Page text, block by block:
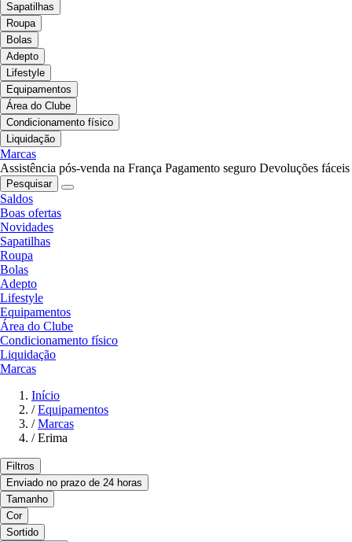
Sapatilhas
Roupa
Bolas
Adepto
Lifestyle
Equipamentos
Área do Clube
Condicionamento físico
Liquidação
Marcas
Assistência pós-venda na França Pagamento seguro Devoluções fáceis
Pesquisar
Saldos
Boas ofertas
Novidades
Sapatilhas
Roupa
Bolas
Adepto
Lifestyle
Equipamentos
Área do Clube
Condicionamento físico
Liquidação
Marcas
Início
/ Equipamentos
/ Marcas
/ Erima
Filtros
Enviado no prazo de 24 horas
Tamanho
Cor
Sortido